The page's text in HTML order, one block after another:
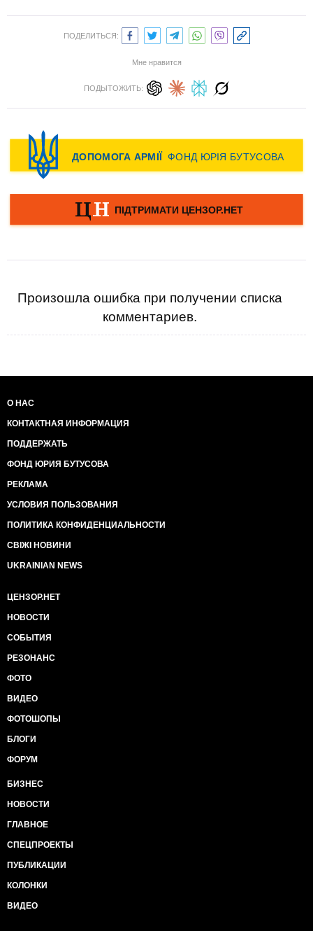
ПОДЕЛИТЬСЯ:
Мне нравится
ПОДЫТОЖИТЬ:
Произошла ошибка при получении списка
комментариев.
О НАС
КОНТАКТНАЯ ИНФОРМАЦИЯ
ПОДДЕРЖАТЬ
ФОНД ЮРИЯ БУТУСОВА
РЕКЛАМА
УСЛОВИЯ ПОЛЬЗОВАНИЯ
ПОЛИТИКА КОНФИДЕНЦИАЛЬНОСТИ
СВІЖІ НОВИНИ
UKRAINIAN NEWS
ЦЕНЗОР.НЕТ
НОВОСТИ
СОБЫТИЯ
РЕЗОНАНС
ФОТО
ВИДЕО
ФОТОШОПЫ
БЛОГИ
ФОРУМ
БИЗНЕС
НОВОСТИ
ГЛАВНОЕ
СПЕЦПРОЕКТЫ
ПУБЛИКАЦИИ
КОЛОНКИ
ВИДЕО